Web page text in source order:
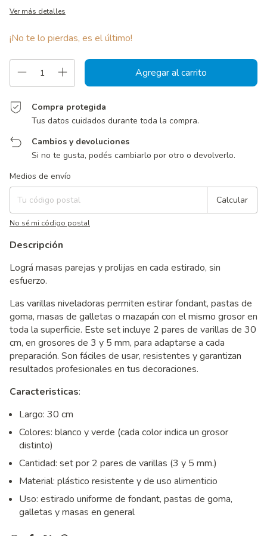
Ver más detalles
¡No te lo pierdas, es el último!
Compra protegida
Tus datos cuidados durante toda la compra.
Cambios y devoluciones
Si no te gusta, podés cambiarlo por otro o devolverlo.
Entregas para el CP:
Medios de envío
Calcular
No sé mi código postal
Descripción
Lográ masas parejas y prolijas en cada estirado, sin
esfuerzo.
Las varillas niveladoras permiten estirar fondant, pastas de
goma, masas de galletas o mazapán con el mismo grosor en
toda la superficie. Este set incluye 2 pares de varillas de 30
cm, en grosores de 3 y 5 mm, para adaptarse a cada
preparación. Son fáciles de usar, resistentes y garantizan
resultados profesionales en tus decoraciones.
Caracteristicas:
Largo: 30 cm
Colores: blanco y verde (cada color indica un grosor
distinto)
Cantidad: set por 2 pares de varillas (3 y 5 mm.)
Material: plástico resistente y de uso alimenticio
Uso: estirado uniforme de fondant, pastas de goma,
galletas y masas en general